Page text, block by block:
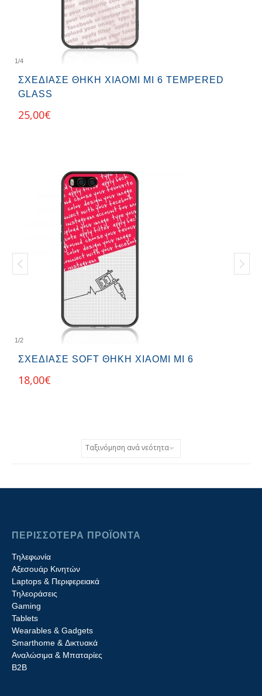
1/4
ΣΧΕΔΊΑΣΕ ΘΉΚΗ XIAOMI MI 6 TEMPERED
GLASS
25,00€
1/2
ΣΧΕΔΊΑΣΕ SOFT ΘΉΚΗ XIAOMI MI 6
18,00€
ΠΕΡΙΣΣΟΤΕΡΑ ΠΡΟΪΟΝΤΑ
Τηλεφωνία
Αξεσουάρ Κινητών
Laptops & Περιφερειακά
Τηλεοράσεις
Gaming
Tablets
Wearables & Gadgets
Smarthome & Δικτυακά
Aναλώσιμα & Μπαταρίες
Β2B